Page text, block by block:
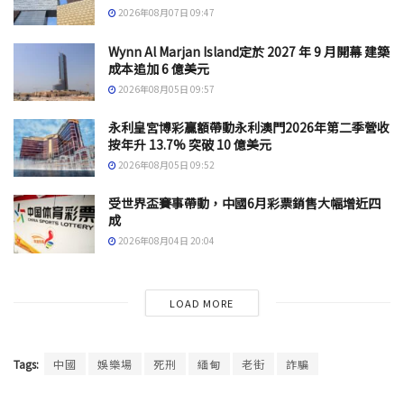
2026年08月07日 09:47
Wynn Al Marjan Island定於 2027 年 9 月開幕 建築
成本追加 6 億美元
2026年08月05日 09:57
永利皇宮博彩贏額帶動永利澳門2026年第二季營收
按年升 13.7% 突破 10 億美元
2026年08月05日 09:52
受世界盃賽事帶動，中國6月彩票銷售大幅增近四
成
2026年08月04日 20:04
LOAD MORE
Tags: 中國 娛樂場 死刑 緬甸 老街 詐騙